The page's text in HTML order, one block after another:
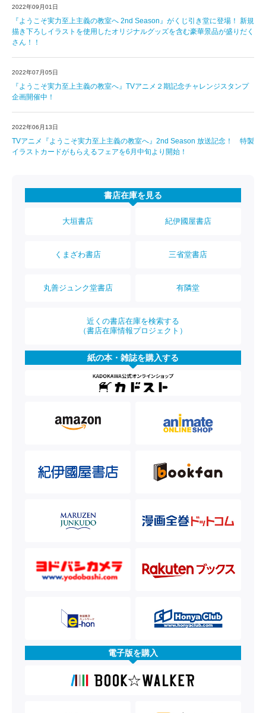
2022年09月01日
『ようこそ実力至上主義の教室へ 2nd Season』がくじ引き堂に登場！ 新規
描き下ろしイラストを使用したオリジナルグッズを含む豪華景品が盛りだく
さん！！
2022年07月05日
『ようこそ実力至上主義の教室へ』TVアニメ２期記念チャレンジスタンプ
企画開催中！
2022年06月13日
TVアニメ『ようこそ実力至上主義の教室へ』2nd Season 放送記念！ 特製
イラストカードがもらえるフェアを6月中旬より開始！
書店在庫を見る
大垣書店 紀伊國屋書店
くまざわ書店 三省堂書店
丸善ジュンク堂書店 有隣堂
近くの書店在庫を検索する
（書店在庫情報プロジェクト）
紙の本・雑誌を購入する
電子版を購入